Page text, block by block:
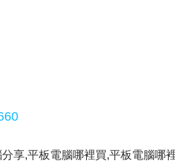
享,平板電腦哪裡買,平板電腦哪